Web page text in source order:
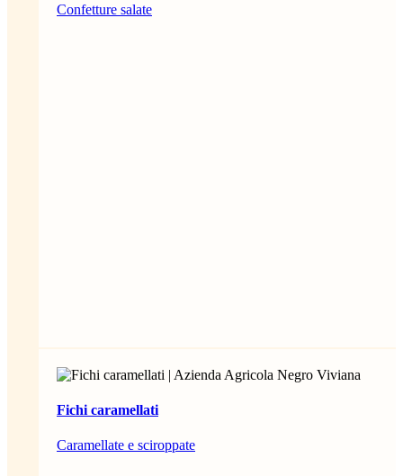
Confetture salate
Fichi caramellati
Caramellate e sciroppate